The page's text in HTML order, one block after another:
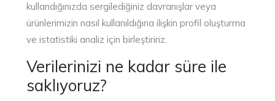
kullandığınızda sergilediğiniz davranışlar veya
ürünlerimizin nasıl kullanıldığına ilişkin profil oluşturma
ve istatistiki analiz için birleştiririz.
Verilerinizi ne kadar süre ile
saklıyoruz?